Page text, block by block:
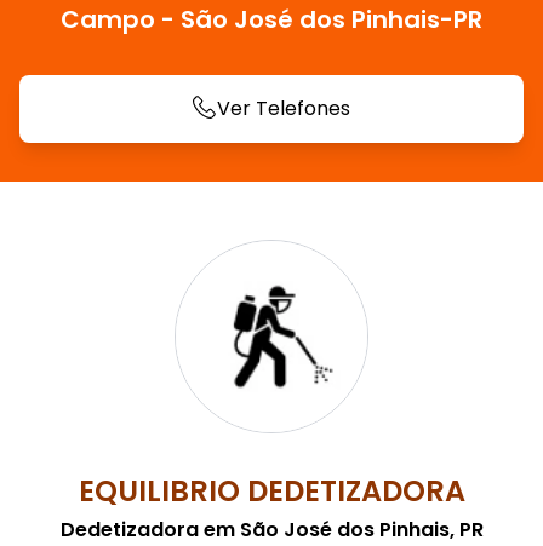
Campo - São José dos Pinhais-PR
Ver Telefones
EQUILIBRIO DEDETIZADORA
Dedetizadora em São José dos Pinhais, PR